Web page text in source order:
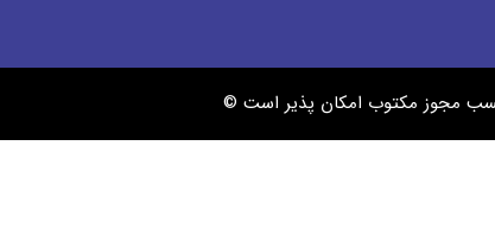
مجوز مکتوب امکان پذیر است ©